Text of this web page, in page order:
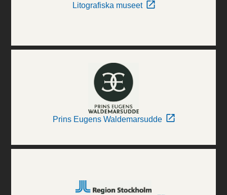
Litografiska museet
Prins Eugens Waldemarsudde